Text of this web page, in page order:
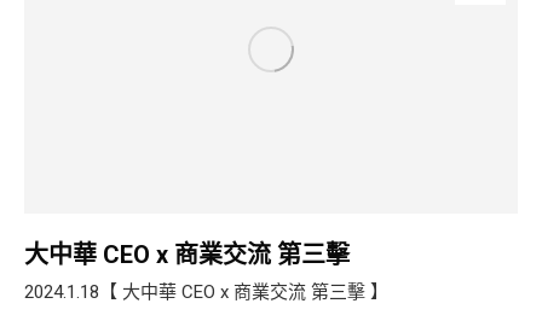
大中華 CEO x 商業交流 第三擊
2024.1.18【 大中華 CEO x 商業交流 第三擊 】